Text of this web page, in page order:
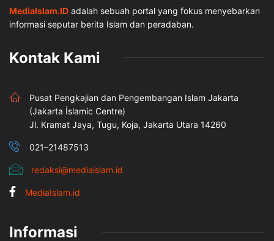
MediaIslam.ID adalah sebuah portal yang fokus menyebarkan
informasi seputar berita Islam dan peradaban.
Kontak Kami
Pusat Pengkajian dan Pengembangan Islam Jakarta
(Jakarta İslamic Centre)
Jl. Kramat Jaya, Tugu, Koja, Jakarta Utara 14260
021–21487513
redaksi@mediaislam.id
MediaIslam.id
Informasi